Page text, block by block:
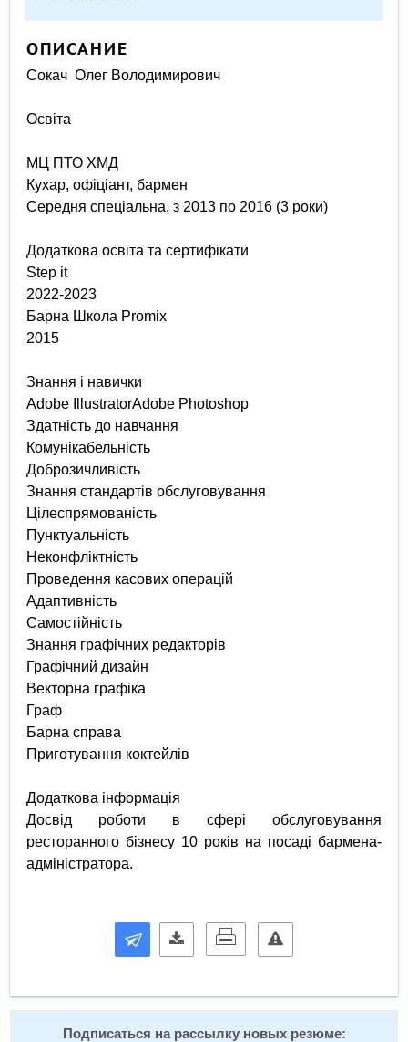
ОПИСАНИЕ
Сокач Олег Володимирович
Освіта
МЦ ПТО ХМД
Кухар, офіціант, бармен
Середня спеціальна, з 2013 по 2016 (3 роки)
Додаткова освіта та сертифікати
Step it
2022-2023
Барна Школа Promix
2015
Знання і навички
Adobe IllustratorAdobe Photoshop
Здатність до навчання
Комунікабельність
Доброзичливість
Знання стандартів обслуговування
Цілеспрямованість
Пунктуальність
Неконфліктність
Проведення касових операцій
Адаптивність
Самостійність
Знання графічних редакторів
Графічний дизайн
Векторна графіка
Граф
Барна справа
Приготування коктейлів
Додаткова інформація
Досвід роботи в сфері обслуговування
ресторанного бізнесу 10 років на посаді бармена-
адміністратора.
Подписаться на рассылку новых резюме: